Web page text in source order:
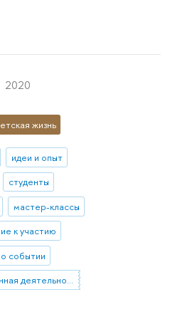
2020
жизнь
идеи и опыт
студенты
мастер-классы
к участию
событии
общественная деятельность